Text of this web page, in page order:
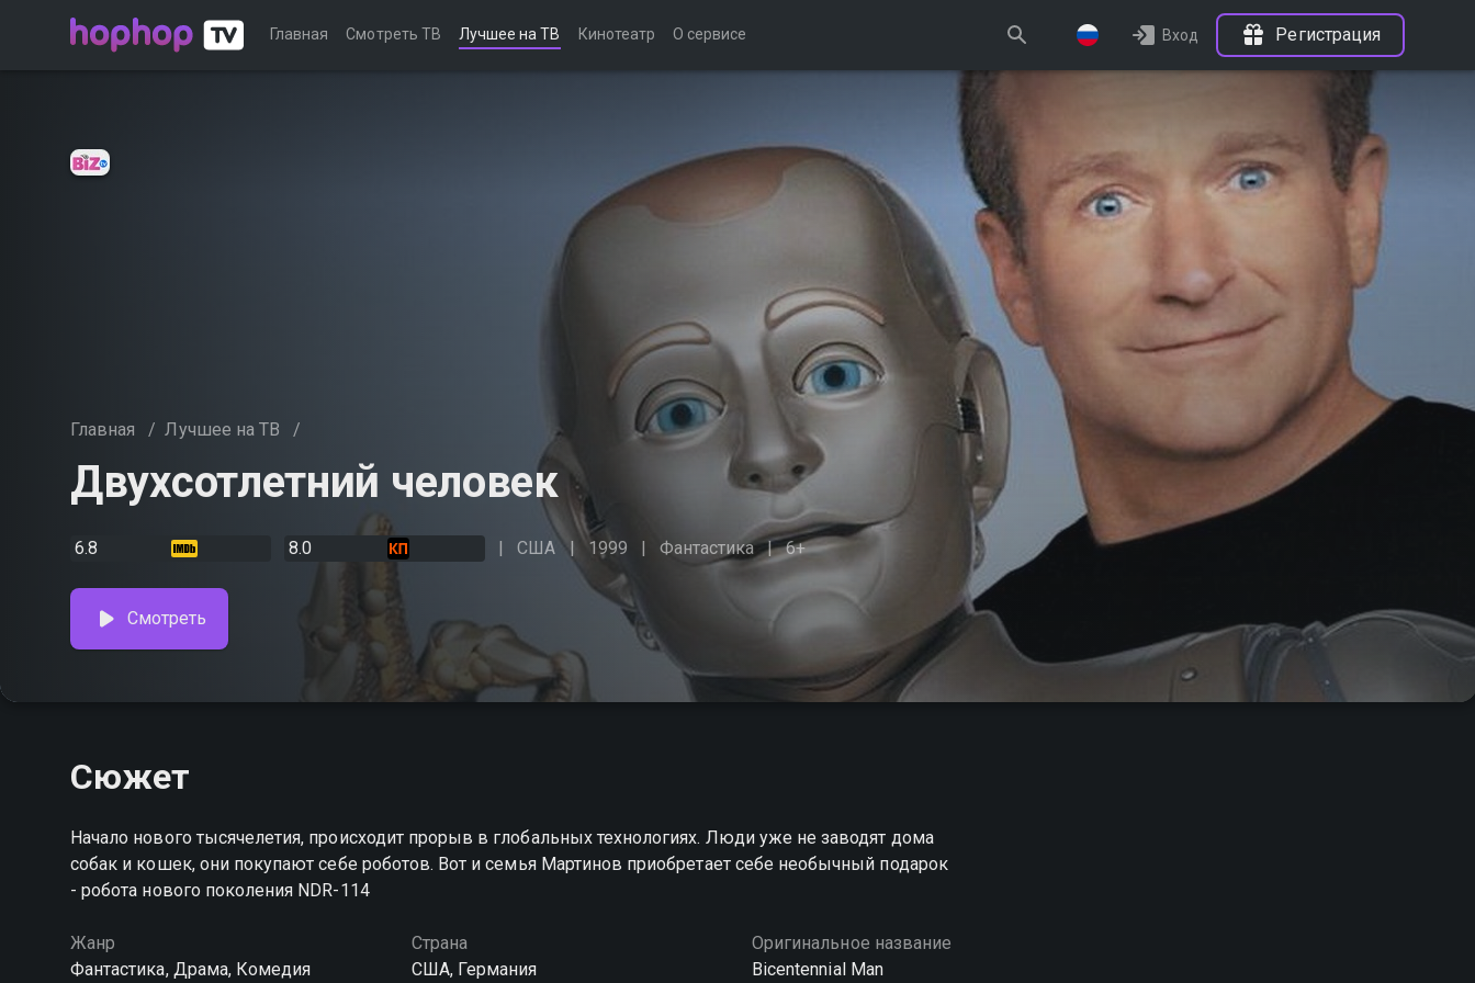
Главная Смотреть ТВ Лучшее на ТВ Кинотеатр О сервисе Вход Регистрация
Главная / Лучшее на ТВ /
Двухсотлетний человек
6.8 8.0 США 1999 Фантастика 6+
Смотреть
Сюжет
Начало нового тысячелетия, происходит прорыв в глобальных технологиях. Люди уже не заводят дома
собак и кошек, они покупают себе роботов. Вот и семья Мартинов приобретает себе необычный подарок
- робота нового поколения NDR-114
Жанр
Фантастика, Драма, Комедия
Страна
США, Германия
Оригинальное название
Bicentennial Man